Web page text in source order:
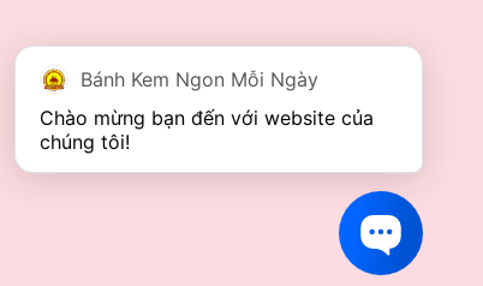
Bánh Kem Ngon Mỗi Ngày
Chào mừng bạn đến với website của
chúng tôi!